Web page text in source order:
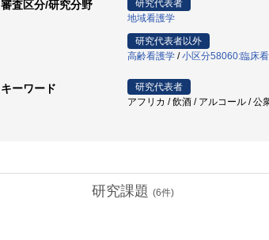
審査区分/研究分野
研究代表者
地域看護学
研究代表者以外
高齢看護学 /小区分58060:臨床
キーワード
研究代表者
アフリカ / 飲酒 / アルコール / 公
研究課題 (6件)